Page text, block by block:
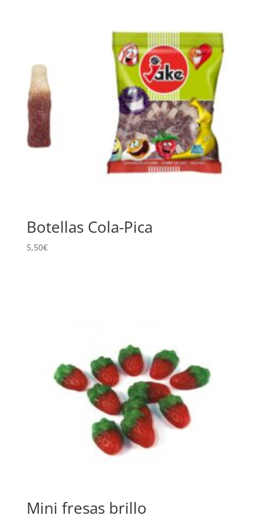
Botellas Cola-Pica
5,50€
Mini fresas brillo